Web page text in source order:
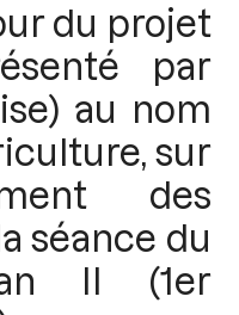
du projet
par
au nom
sur
des
séance du
II (1er